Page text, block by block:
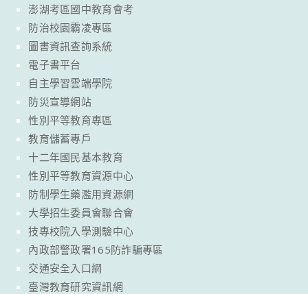
澎湖考區國中教育會考
防治校園霸凌專區
圖書資訊查詢系統
電子書平台
自主學習雲端學院
防災宣導網站
性別平等教育專區
教育儲蓄專戶
十二年國民基本教育
性別平等教育資源中心
防制學生藥濫用資源網
大學招生委員會聯合會
技專校院入學測驗中心
內政部警政署165防詐騙專區
交通安全入口網
臺灣教育研究資訊網